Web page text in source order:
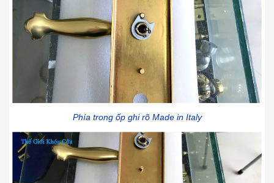
Phía trong ốp ghi rõ Made in Italy